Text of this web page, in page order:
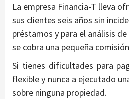
La empresa Financia-T lleva
sus clientes seis años sin
préstamos y para el análisis
se cobra una pequeña
Si tienes dificultades para
flexible y nunca a ejecutado
sobre ninguna propiedad.